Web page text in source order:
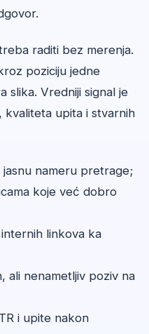
raditi bez merenja.
poziciju jedne
slika. Vredniji signal je
kvaliteta upita i stvarnih
nameru pretrage;
koje već dobro
linkova ka
ali nenametljiv poziv na
i upite nakon